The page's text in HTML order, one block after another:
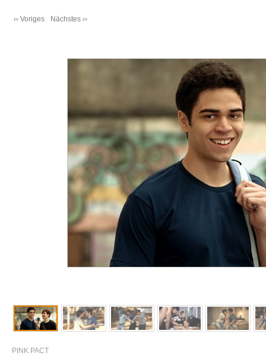
‹‹ Voriges Nächstes ››
PINK PACT